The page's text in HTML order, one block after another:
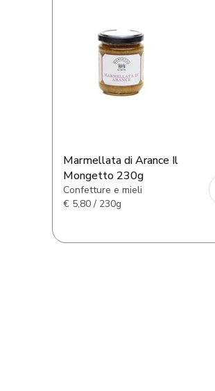
Marmellata di Arance Il
Mongetto 230g
Confetture e mieli
€ 5,80 / 230g